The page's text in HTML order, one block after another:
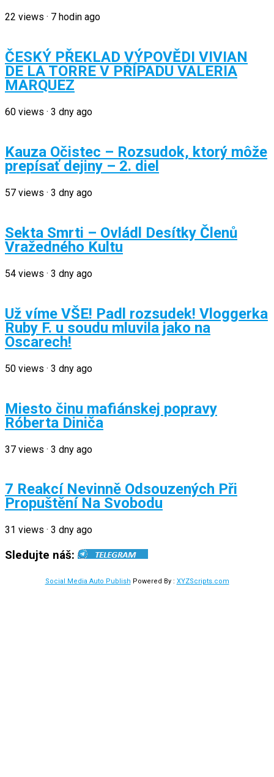
22 views · 7 hodin ago
ČESKÝ PŘEKLAD VÝPOVĚDI VIVIAN
DE LA TORRE V PŘÍPADU VALERIA
MARQUEZ
60 views · 3 dny ago
Kauza Očistec – Rozsudok, ktorý môže
prepísať dejiny – 2. diel
57 views · 3 dny ago
Sekta Smrti – Ovládl Desítky Členů
Vražedného Kultu
54 views · 3 dny ago
Už víme VŠE! Padl rozsudek! Vloggerka
Ruby F. u soudu mluvila jako na
Oscarech!
50 views · 3 dny ago
Miesto činu mafiánskej popravy
Róberta Diniča
37 views · 3 dny ago
7 Reakcí Nevinně Odsouzených Při
Propuštění Na Svobodu
31 views · 3 dny ago
Sledujte náš:
Social Media Auto Publish Powered By : XYZScripts.com